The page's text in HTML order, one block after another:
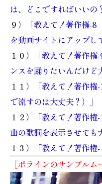
は、どこですればいいの
９）
「教えて！著作権-
を動画サイトにアップし
１０）
「教えて！著作
ンスを踊りたいんだけど
１１）
「教えて！著作
で流すのは大丈夫？）」
１２）
「教えて！著作
曲の歌詞を表示させても
１３）
「教えて！著作
［ポラインのサンプルム